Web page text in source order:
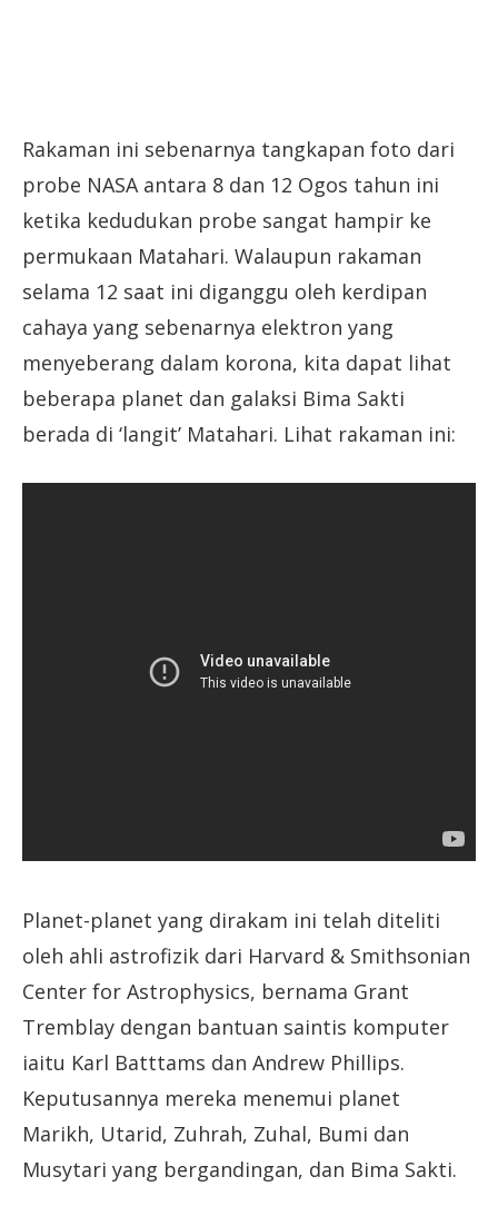
Rakaman ini sebenarnya tangkapan foto dari
probe NASA antara 8 dan 12 Ogos tahun ini
ketika kedudukan probe sangat hampir ke
permukaan Matahari. Walaupun rakaman
selama 12 saat ini diganggu oleh kerdipan
cahaya yang sebenarnya elektron yang
menyeberang dalam korona, kita dapat lihat
beberapa planet dan galaksi Bima Sakti
berada di ‘langit’ Matahari. Lihat rakaman ini:
Planet-planet yang dirakam ini telah diteliti
oleh ahli astrofizik dari Harvard & Smithsonian
Center for Astrophysics, bernama Grant
Tremblay dengan bantuan saintis komputer
iaitu Karl Batttams dan Andrew Phillips.
Keputusannya mereka menemui planet
Marikh, Utarid, Zuhrah, Zuhal, Bumi dan
Musytari yang bergandingan, dan Bima Sakti.